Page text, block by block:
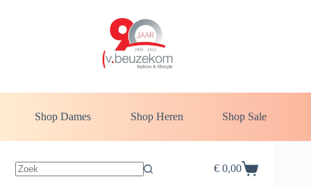
Shop Dames Shop Heren Shop Sale
Winkelwagen
€0,00